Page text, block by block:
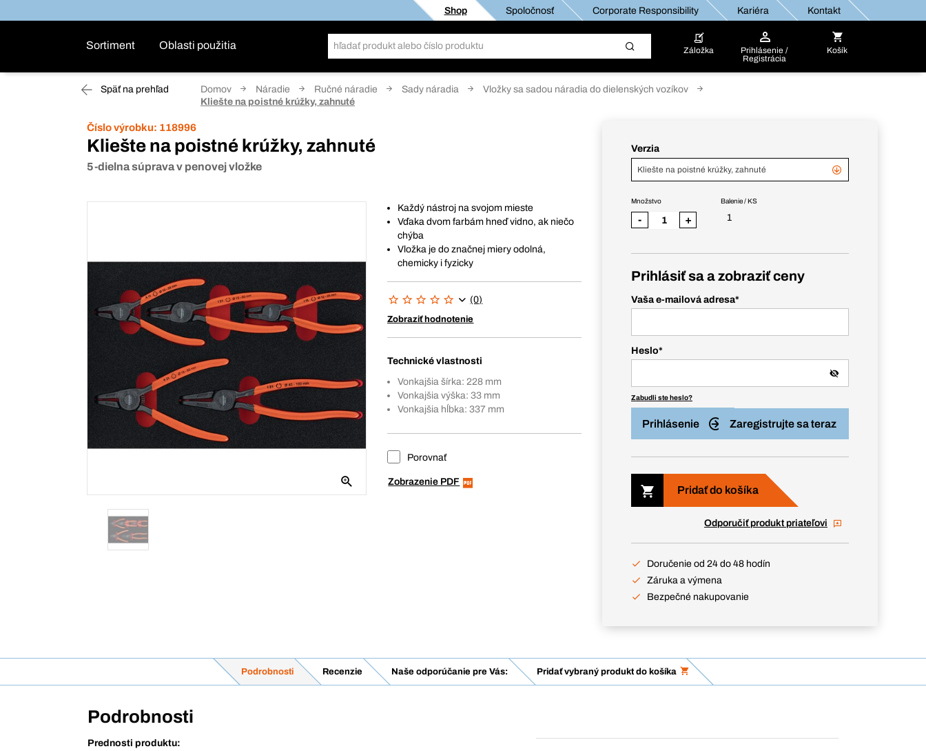
Shop Spoločnosť Corporate Responsibility Kariéra Kontakt
Sortiment Oblasti použitia Záložka
Prihlásenie /
Registrácia
Košík
Späť na prehľad Domov Náradie Ručné náradie Sady náradia
Vložky sa sadou náradia do dielenských vozíkov
Kliešte na poistné krúžky, zahnuté
Číslo výrobku: 118996
Kliešte na poistné krúžky, zahnuté
5-dielna súprava v penovej vložke
Každý nástroj na svojom mieste
Vďaka dvom farbám hneď vidno, ak niečo
chýba
Vložka je do značnej miery odolná,
chemicky i fyzicky
(0)
Zobraziť hodnotenie
Technické vlastnosti
Vonkajšia šírka: 228 mm
Vonkajšia výška: 33 mm
Vonkajšia hĺbka: 337 mm
Porovnať
Zobrazenie PDF
Verzia
Kliešte na poistné krúžky, zahnuté
Balenie / KS
1
Množstvo
- +
Prihlásiť sa a zobraziť ceny
Vaša e-mailová adresa*
Heslo*
Zabudli ste heslo?
Prihlásenie Zaregistrujte sa teraz
Pridať do košíka
Odporučiť produkt priateľovi
Doručenie od 24 do 48 hodín
Záruka a výmena
Bezpečné nakupovanie
Podrobnosti Recenzie Naše odporúčanie pre Vás: Pridať vybraný produkt do košíka
Podrobnosti
Prednosti produktu: